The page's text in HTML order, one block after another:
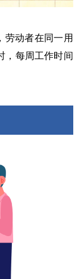
劳动者在同一用
，每周工作时间